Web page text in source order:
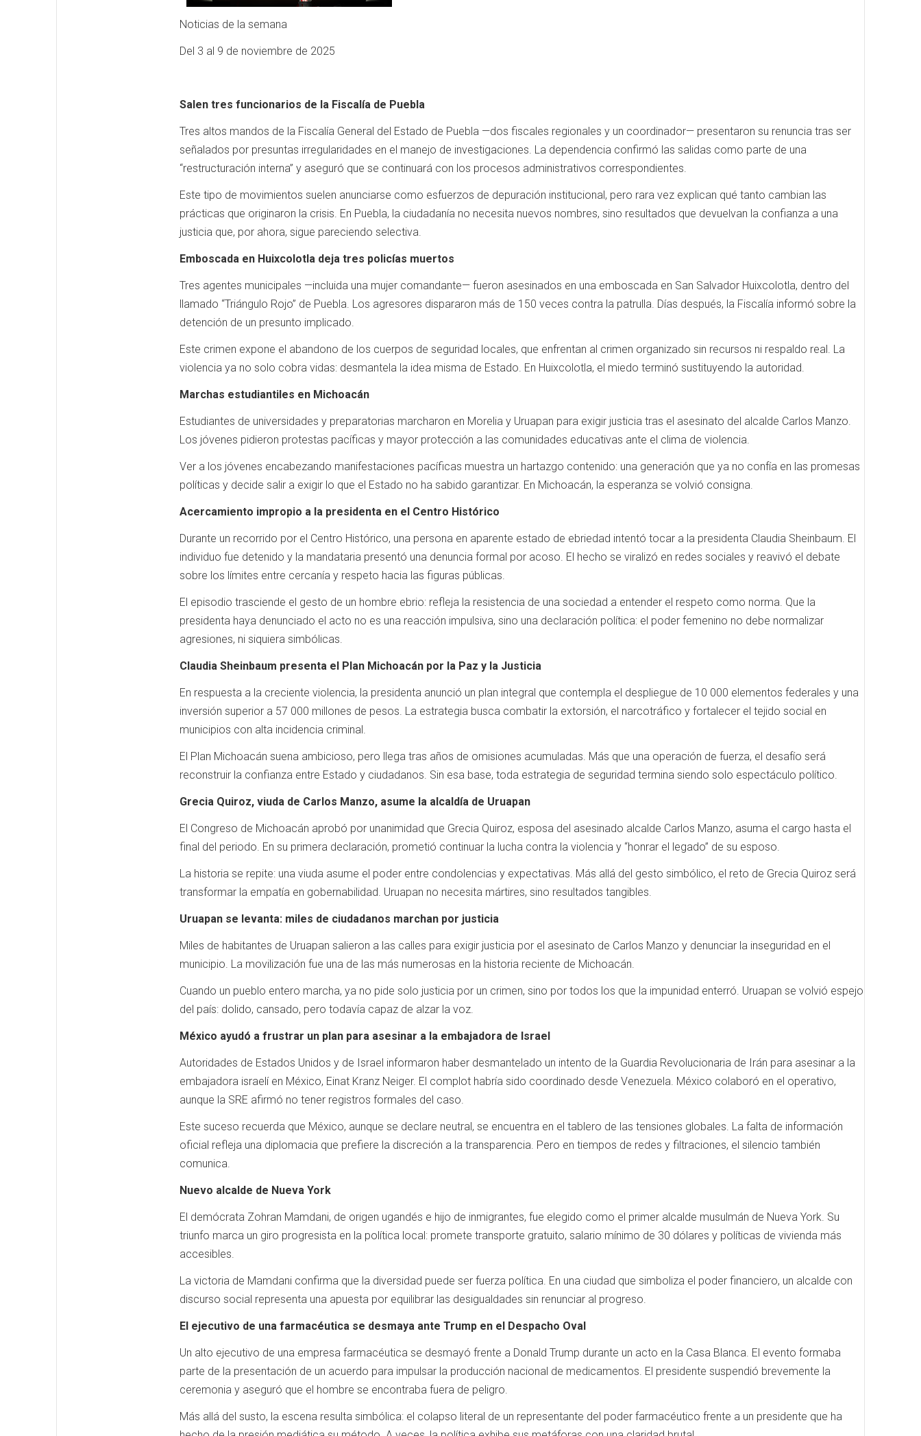
Noticias de la semana
Del 3 al 9 de noviembre de 2025
Salen tres funcionarios de la Fiscalía de Puebla
Tres altos mandos de la Fiscalía General del Estado de Puebla —dos fiscales regionales y un coordinador— presentaron su renuncia tras ser
señalados por presuntas irregularidades en el manejo de investigaciones. La dependencia confirmó las salidas como parte de una
“restructuración interna” y aseguró que se continuará con los procesos administrativos correspondientes.
Este tipo de movimientos suelen anunciarse como esfuerzos de depuración institucional, pero rara vez explican qué tanto cambian las
prácticas que originaron la crisis. En Puebla, la ciudadanía no necesita nuevos nombres, sino resultados que devuelvan la confianza a una
justicia que, por ahora, sigue pareciendo selectiva.
Emboscada en Huixcolotla deja tres policías muertos
Tres agentes municipales —incluida una mujer comandante— fueron asesinados en una emboscada en San Salvador Huixcolotla, dentro del
llamado “Triángulo Rojo” de Puebla. Los agresores dispararon más de 150 veces contra la patrulla. Días después, la Fiscalía informó sobre la
detención de un presunto implicado.
Este crimen expone el abandono de los cuerpos de seguridad locales, que enfrentan al crimen organizado sin recursos ni respaldo real. La
violencia ya no solo cobra vidas: desmantela la idea misma de Estado. En Huixcolotla, el miedo terminó sustituyendo la autoridad.
Marchas estudiantiles en Michoacán
Estudiantes de universidades y preparatorias marcharon en Morelia y Uruapan para exigir justicia tras el asesinato del alcalde Carlos Manzo.
Los jóvenes pidieron protestas pacíficas y mayor protección a las comunidades educativas ante el clima de violencia.
Ver a los jóvenes encabezando manifestaciones pacíficas muestra un hartazgo contenido: una generación que ya no confía en las promesas
políticas y decide salir a exigir lo que el Estado no ha sabido garantizar. En Michoacán, la esperanza se volvió consigna.
Acercamiento impropio a la presidenta en el Centro Histórico
Durante un recorrido por el Centro Histórico, una persona en aparente estado de ebriedad intentó tocar a la presidenta Claudia Sheinbaum. El
individuo fue detenido y la mandataria presentó una denuncia formal por acoso. El hecho se viralizó en redes sociales y reavivó el debate
sobre los límites entre cercanía y respeto hacia las figuras públicas.
El episodio trasciende el gesto de un hombre ebrio: refleja la resistencia de una sociedad a entender el respeto como norma. Que la
presidenta haya denunciado el acto no es una reacción impulsiva, sino una declaración política: el poder femenino no debe normalizar
agresiones, ni siquiera simbólicas.
Claudia Sheinbaum presenta el Plan Michoacán por la Paz y la Justicia
En respuesta a la creciente violencia, la presidenta anunció un plan integral que contempla el despliegue de 10 000 elementos federales y una
inversión superior a 57 000 millones de pesos. La estrategia busca combatir la extorsión, el narcotráfico y fortalecer el tejido social en
municipios con alta incidencia criminal.
El Plan Michoacán suena ambicioso, pero llega tras años de omisiones acumuladas. Más que una operación de fuerza, el desafío será
reconstruir la confianza entre Estado y ciudadanos. Sin esa base, toda estrategia de seguridad termina siendo solo espectáculo político.
Grecia Quiroz, viuda de Carlos Manzo, asume la alcaldía de Uruapan
El Congreso de Michoacán aprobó por unanimidad que Grecia Quiroz, esposa del asesinado alcalde Carlos Manzo, asuma el cargo hasta el
final del periodo. En su primera declaración, prometió continuar la lucha contra la violencia y “honrar el legado” de su esposo.
La historia se repite: una viuda asume el poder entre condolencias y expectativas. Más allá del gesto simbólico, el reto de Grecia Quiroz será
transformar la empatía en gobernabilidad. Uruapan no necesita mártires, sino resultados tangibles.
Uruapan se levanta: miles de ciudadanos marchan por justicia
Miles de habitantes de Uruapan salieron a las calles para exigir justicia por el asesinato de Carlos Manzo y denunciar la inseguridad en el
municipio. La movilización fue una de las más numerosas en la historia reciente de Michoacán.
Cuando un pueblo entero marcha, ya no pide solo justicia por un crimen, sino por todos los que la impunidad enterró. Uruapan se volvió espejo
del país: dolido, cansado, pero todavía capaz de alzar la voz.
México ayudó a frustrar un plan para asesinar a la embajadora de Israel
Autoridades de Estados Unidos y de Israel informaron haber desmantelado un intento de la Guardia Revolucionaria de Irán para asesinar a la
embajadora israelí en México, Einat Kranz Neiger. El complot habría sido coordinado desde Venezuela. México colaboró en el operativo,
aunque la SRE afirmó no tener registros formales del caso.
Este suceso recuerda que México, aunque se declare neutral, se encuentra en el tablero de las tensiones globales. La falta de información
oficial refleja una diplomacia que prefiere la discreción a la transparencia. Pero en tiempos de redes y filtraciones, el silencio también
comunica.
Nuevo alcalde de Nueva York
El demócrata Zohran Mamdani, de origen ugandés e hijo de inmigrantes, fue elegido como el primer alcalde musulmán de Nueva York. Su
triunfo marca un giro progresista en la política local: promete transporte gratuito, salario mínimo de 30 dólares y políticas de vivienda más
accesibles.
La victoria de Mamdani confirma que la diversidad puede ser fuerza política. En una ciudad que simboliza el poder financiero, un alcalde con
discurso social representa una apuesta por equilibrar las desigualdades sin renunciar al progreso.
El ejecutivo de una farmacéutica se desmaya ante Trump en el Despacho Oval
Un alto ejecutivo de una empresa farmacéutica se desmayó frente a Donald Trump durante un acto en la Casa Blanca. El evento formaba
parte de la presentación de un acuerdo para impulsar la producción nacional de medicamentos. El presidente suspendió brevemente la
ceremonia y aseguró que el hombre se encontraba fuera de peligro.
Más allá del susto, la escena resulta simbólica: el colapso literal de un representante del poder farmacéutico frente a un presidente que ha